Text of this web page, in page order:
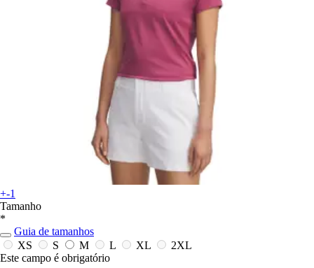
+-1
Tamanho
*
Guia de tamanhos
XS
S M L XL
2XL
Este campo é obrigatório